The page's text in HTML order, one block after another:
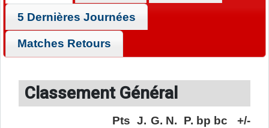
5 Dernières Journées
Matches Retours
Classement Général
Pts J. G. N. P. bp bc
+/-